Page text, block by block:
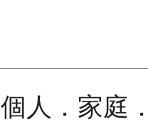
個人．家庭